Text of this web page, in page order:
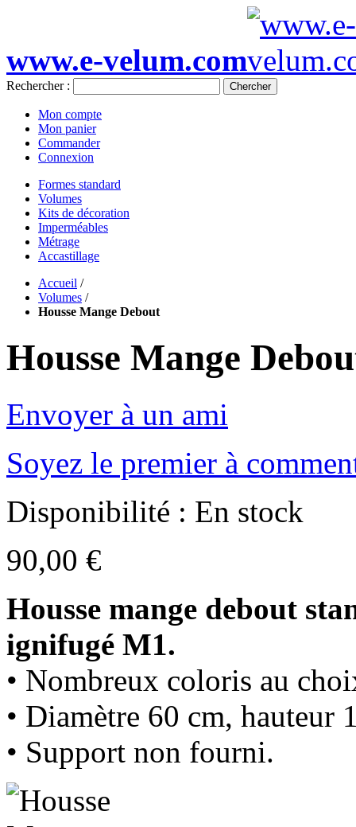
www.e-velum.com
Rechercher : Chercher
Mon compte
Mon panier
Commander
Connexion
Formes standard
Volumes
Kits de décoration
Imperméables
Métrage
Accastillage
Accueil /
Volumes /
Housse Mange Debout
Housse Mange
Envoyer à un ami
Soyez le premier à
Disponibilité : En stock
90,00 €
Housse mange debout
ignifugé M1.
• Nombreux coloris au
• Diamètre 60 cm, hauteur
• Support non fourni.